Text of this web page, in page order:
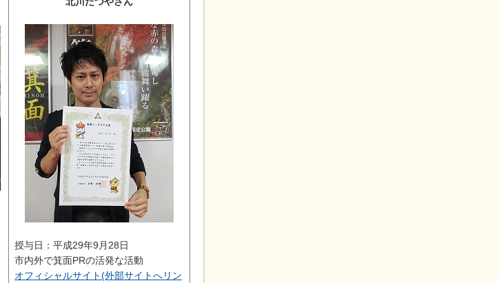
授与日：平成29年9月28日
市内外で箕面PRの活発な活動
オフィシャルサイト(外部サイトへリン